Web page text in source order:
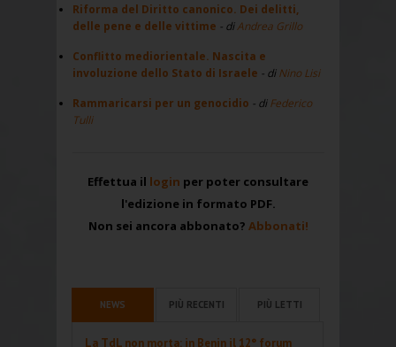
Riforma del Diritto canonico. Dei delitti,
delle pene e delle vittime - diAndrea Grillo
Conflitto mediorientale. Nascita e
involuzione dello Stato di Israele - diNino Lisi
Rammaricarsi per un genocidio - diFederico
Tulli
Effettua il login per poter consultare
l'edizione in formato PDF.
Non sei ancora abbonato? Abbonati!
NEWS PIÙ RECENTI PIÙ LETTI
La TdL non morta: in Benin il 12° forum